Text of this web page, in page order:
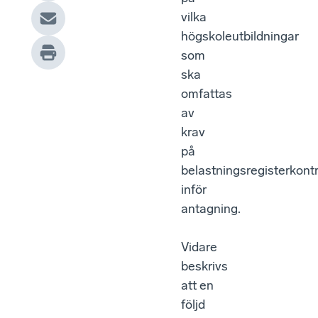
vilka
högskoleutbildningar
som
ska
omfattas
av
krav
på
inför
antagning.
Vidare
beskrivs
att en
följd